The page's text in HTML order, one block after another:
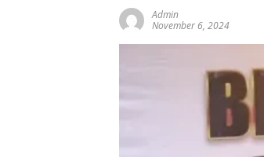
Admin
November 6, 2024